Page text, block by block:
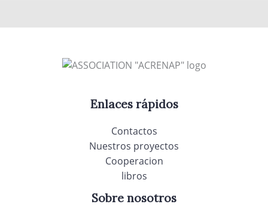
Enlaces rápidos
Contactos
Nuestros proyectos
Cooperacion
libros
Sobre nosotros